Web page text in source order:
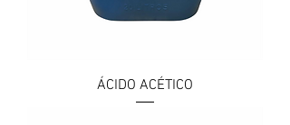
ÁCIDO ACÉTICO